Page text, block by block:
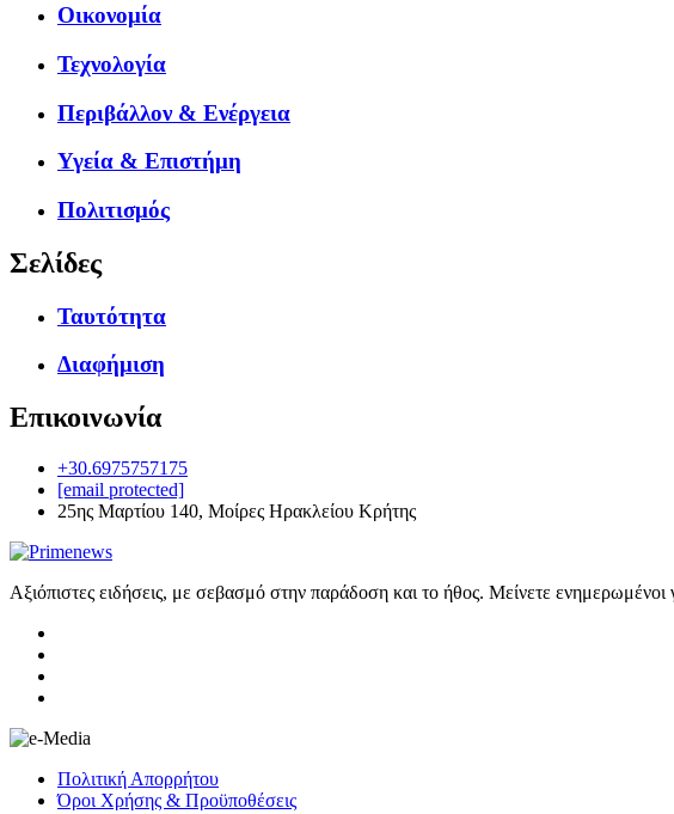
Οικονομία
Τεχνολογία
Περιβάλλον & Ενέργεια
Υγεία & Επιστήμη
Πολιτισμός
Σελίδες
Ταυτότητα
Διαφήμιση
Επικοινωνία
+30.6975757175
[email protected]
25ης Μαρτίου 140, Μοίρες Ηρακλείου Κρήτης
Αξιόπιστες ειδήσεις, με σεβασμό στην παράδοση και το ήθος. Μείνετε
Πολιτική Απορρήτου
Όροι Χρήσης & Προϋποθέσεις